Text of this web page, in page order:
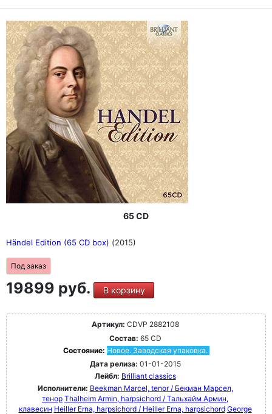
65 CD
Händel Edition (65 CD box) (2015)
Под заказ
19899 руб. В корзину
Артикул: CDVP 2882108
Состав: 65 CD
Состояние: Новое. Заводская упаковка.
Дата релиза: 01-01-2015
Лейбл: Brilliant classics
Исполнители: Beekman Marcel, tenor / Бекман Марсел,
тенор Thalheim Armin, harpsichord / Тальхайм Армин,
клавесин Heiller Erna, harpsichord / Heiller Erna, harpsichord George